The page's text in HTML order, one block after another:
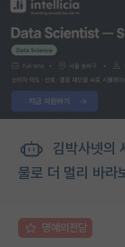
김박사넷의
물로 더 멀리 바라
명예의전당